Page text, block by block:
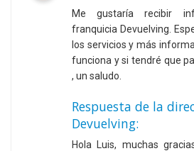
Me gustaría recibir
franquicia Devuelving.
los servicios y más
funciona y si tendré que
, un saludo.
Respuesta de la
Devuelving:
Hola Luis, muchas